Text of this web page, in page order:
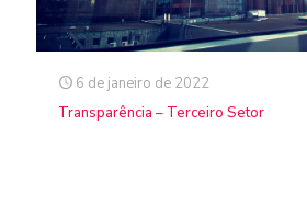
6 de janeiro de 2022
Transparência – Terceiro Setor